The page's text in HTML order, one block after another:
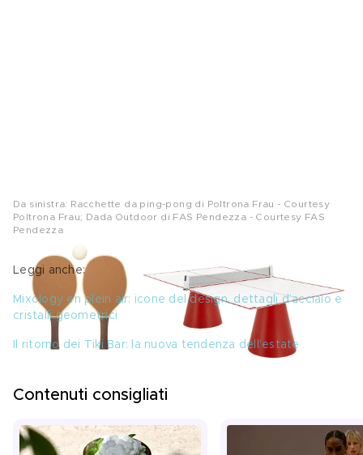
Da sinistra: Racchette da ping-pong di Poltrona Frau - Courtesy
Poltrona Frau; Dada Outdoor di FAS Pendezza - Courtesy FAS
Pendezza
Leggi anche:
Mixology en plein air: icone del design, dettagli d’acciaio e
cristalli geometrici
Il ritorno dei Tiki Bar: la nuova tendenza dell’estate
Contenuti consigliati